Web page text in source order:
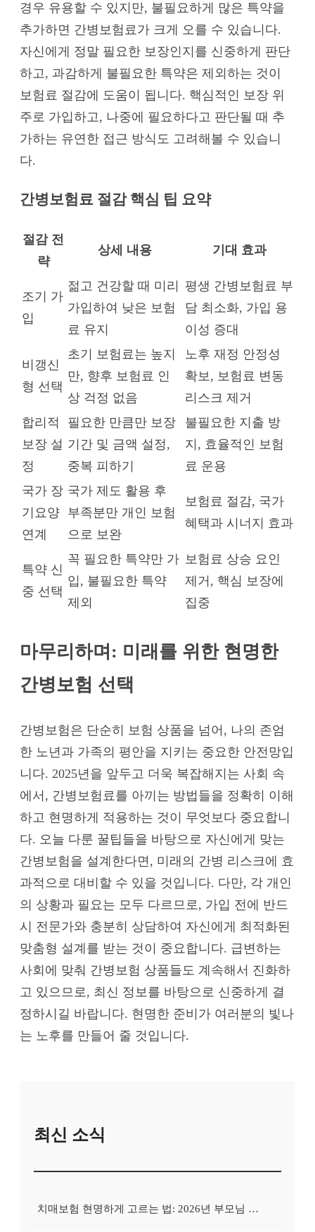
경우 유용할 수 있지만, 불필요하게 많은 특약을
추가하면 간병보험료가 크게 오를 수 있습니다.
자신에게 정말 필요한 보장인지를 신중하게 판단
하고, 과감하게 불필요한 특약은 제외하는 것이
보험료 절감에 도움이 됩니다. 핵심적인 보장 위
주로 가입하고, 나중에 필요하다고 판단될 때 추
가하는 유연한 접근 방식도 고려해볼 수 있습니
다.
간병보험료 절감 핵심 팁 요약
절감 전
략
상세 내용 기대 효과
조기 가
입
젊고 건강할 때 미리
가입하여 낮은 보험
료 유지
평생 간병보험료 부
담 최소화, 가입 용
이성 증대
비갱신
형 선택
초기 보험료는 높지
만, 향후 보험료 인
상 걱정 없음
노후 재정 안정성
확보, 보험료 변동
리스크 제거
합리적
보장 설
정
필요한 만큼만 보장
기간 및 금액 설정,
중복 피하기
불필요한 지출 방
지, 효율적인 보험
료 운용
국가 장
기요양
연계
국가 제도 활용 후
부족분만 개인 보험
으로 보완
보험료 절감, 국가
혜택과 시너지 효과
특약 신
중 선택
꼭 필요한 특약만 가
입, 불필요한 특약
제외
보험료 상승 요인
제거, 핵심 보장에
집중
마무리하며: 미래를 위한 현명한
간병보험 선택
간병보험은 단순히 보험 상품을 넘어, 나의 존엄
한 노년과 가족의 평안을 지키는 중요한 안전망입
니다. 2025년을 앞두고 더욱 복잡해지는 사회 속
에서, 간병보험료를 아끼는 방법들을 정확히 이해
하고 현명하게 적용하는 것이 무엇보다 중요합니
다. 오늘 다룬 꿀팁들을 바탕으로 자신에게 맞는
간병보험을 설계한다면, 미래의 간병 리스크에 효
과적으로 대비할 수 있을 것입니다. 다만, 각 개인
의 상황과 필요는 모두 다르므로, 가입 전에 반드
시 전문가와 충분히 상담하여 자신에게 최적화된
맞춤형 설계를 받는 것이 중요합니다. 급변하는
사회에 맞춰 간병보험 상품들도 계속해서 진화하
고 있으므로, 최신 정보를 바탕으로 신중하게 결
정하시길 바랍니다. 현명한 준비가 여러분의 빛나
는 노후를 만들어 줄 것입니다.
최신 소식
치매보험 현명하게 고르는 법: 2026년 부모님 치매, 지금 대비하면 늦지 않아요!